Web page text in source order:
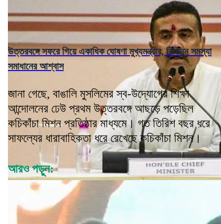
উত্তরবঙ্গে সফরে গিয়ে একাধিক ঘোষণা মুখ্যমন্ত্রীর, বিভিন্ন সমস্যা
সমাধানের আশ্বাস
জানা গেছে, বাঙালি মুসলিমের স্ব-উদ্যোগের শিক্ষা
আন্দোলনের ঢেউ প্রথম উত্তরবঙ্গে আছড়ে পড়েছিল
কচিকাঁচা মিশন প্রতিষ্ঠার মাধ্যমে। গত তিরিশ বছর ধরে
সাফল্যের ধারাবাহিকতা ধরে রেখেছে কচিকাঁচা মিশন।
আরও পড়ুন: